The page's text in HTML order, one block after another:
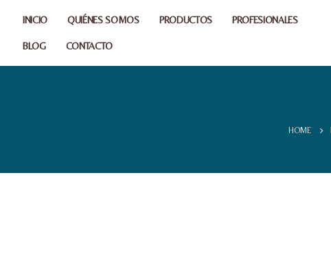
INICIO QUIÉNES SOMOS PRODUCTOS PROFESIONALES
BLOG CONTACTO
HOME